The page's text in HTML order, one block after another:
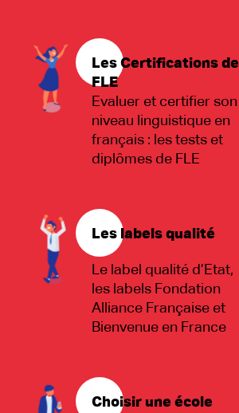
Les Certifications de
FLE
Evaluer et certifier son
niveau linguistique en
français : les tests et
diplômes de FLE
Les labels qualité
Le label qualité d’Etat,
les labels Fondation
Alliance Française et
Bienvenue en France
Choisir une école